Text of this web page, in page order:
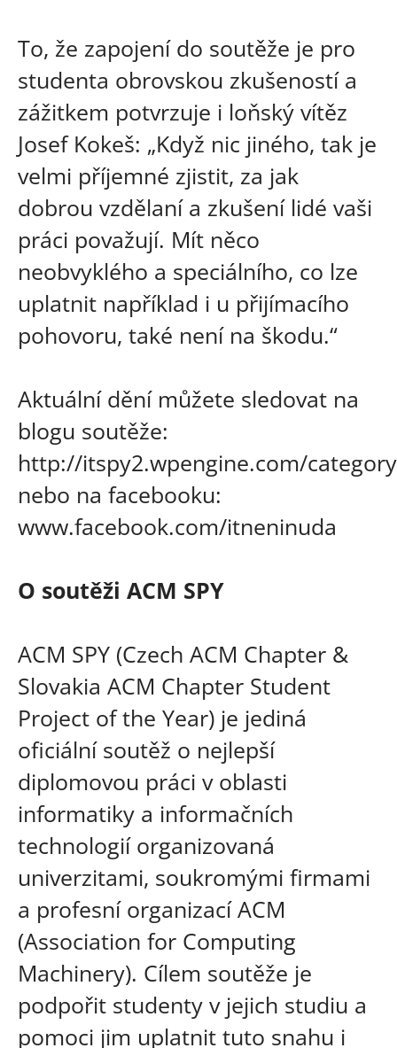
To, že zapojení do soutěže je pro
studenta obrovskou zkušeností a
zážitkem potvrzuje i loňský vítěz
Josef Kokeš: „Když nic jiného, tak je
velmi příjemné zjistit, za jak
dobrou vzdělaní a zkušení lidé vaši
práci považují. Mít něco
neobvyklého a speciálního, co lze
uplatnit například i u přijímacího
pohovoru, také není na škodu.“
Aktuální dění můžete sledovat na
blogu soutěže:
http://itspy2.wpengine.com/
nebo na facebooku:
www.facebook.com/itneninuda
O soutěži ACM SPY
ACM SPY (Czech ACM Chapter &
Slovakia ACM Chapter Student
Project of the Year) je jediná
oficiální soutěž o nejlepší
diplomovou práci v oblasti
informatiky a informačních
technologií organizovaná
univerzitami, soukromými firmami
a profesní organizací ACM
(Association for Computing
Machinery). Cílem soutěže je
podpořit studenty v jejich studiu a
pomoci jim uplatnit tuto snahu i